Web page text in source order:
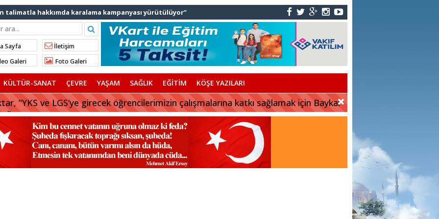
talimatla hakkımda karalama kampanyası yürütülüyor”
başkanlarından İl Başkanı Özdemir’e ziyaret
Bingöl’den İBB’ye tepki
“Gök Kubbe’de, Mavi Vatan’da, Şanlı Topraklarda: İstanbul
Çerkez AK Parti’ye katıldı
AK Parti’ye katılıyor
orman yangınına müdahale ediyor
tercih desteği
Sayfa
İletişim
Galeri
Foto Galeri
KÜLTÜR-SANAT ÇEVRE YAŞAM SAĞLIK EĞİTİM KÖŞE YAZILARI
“YKS ve LGS’ye girecek öğrencilerimizin çalışmalarına katkı sağlamak için Baykar